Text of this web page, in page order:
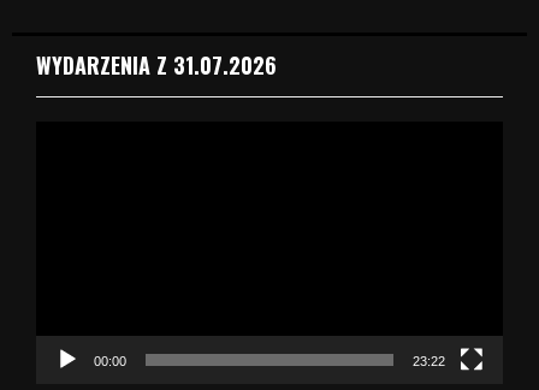
WYDARZENIA Z 31.07.2026
c
00:00 23:22